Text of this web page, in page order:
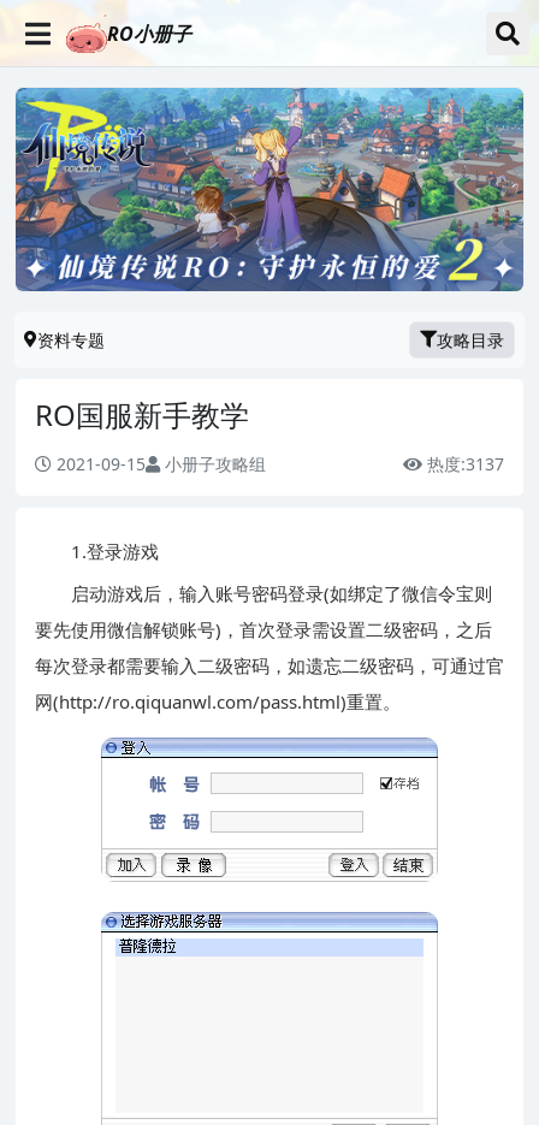
RO小册子
资料专题 攻略目录
RO国服新手教学
2021-09-15 小册子攻略组 热度:3137
1.登录游戏
启动游戏后，输入账号密码登录(如绑定了微信令宝则
要先使用微信解锁账号)，首次登录需设置二级密码，之后
每次登录都需要输入二级密码，如遗忘二级密码，可通过官
网(http://ro.qiquanwl.com/pass.html)重置。